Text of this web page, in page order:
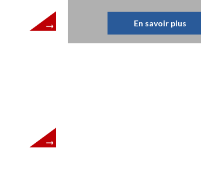
En savoir plus